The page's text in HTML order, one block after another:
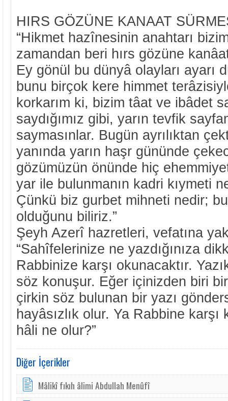
HIRS GÖZÜNE KANAAT
“Hikmet hazînesinin anahtarı
zamandan beri hırs gözüne
Ey gönül bu dünyâ olayları ayarı
bunu birçok kere himmet
korkarım ki, bizim tâat ve ibâdet
saydığımız gibi, yarın tevfik
saymasınlar. Bugün ayrılıktan
yanında yarın haşr gününde
gözümüzün önünde hiç
yar ile bulunmanın kadri kıymeti
Çünkü biz gurbet mihneti nedir;
olduğunu biliriz.”
Şeyh Azerî hazretleri, vefatına
“Sahîfelerinize ne yazdığınıza
Rabbinize karşı okunacaktır.
söz konuşur. Eğer içinizden biri
çirkin söz bulunan bir yazı
hayâsızlık olur. Ya Rabbine
hâli ne olur?”
Diğer İçerikler
Mâlikî fıkıh âlimi Abdullah Menûfî